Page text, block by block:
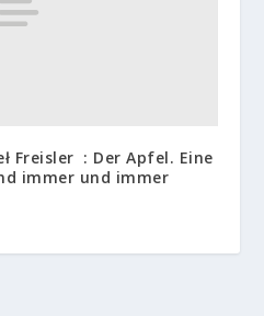
Freisler : Der Apfel. Eine
immer und immer